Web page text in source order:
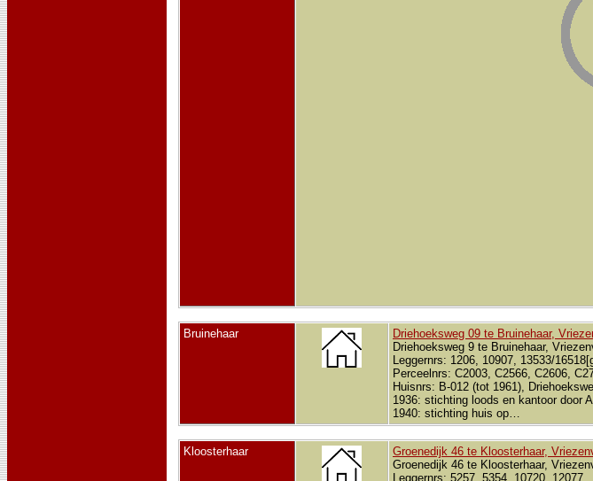
Bruinehaar
Driehoeksweg 09 te Bruinehaar,
Driehoeksweg 9 te Bruinehaar,
Leggernrs: 1206, 10907, 13533/
Perceelnrs: C2003, C2566, C2606,
Huisnrs: B-012 (tot 1961),
1936: stichting loods en kantoor door
1940: stichting huis op…
Kloosterhaar
Groenedijk 46 te Kloosterhaar,
Groenedijk 46 te Kloosterhaar,
Leggernrs: 5257, 5354, 10720, 12077